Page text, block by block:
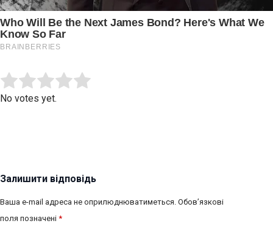
Rate this item:
No votes yet.
Залишити відповідь
Ваша e-mail адреса не оприлюднюватиметься. Обов’язкові
поля позначені *